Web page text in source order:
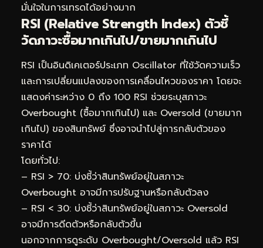
มั่นใจในการเทรดได้อย่างมาก
RSI (Relative Strength Index) ตัวชี้
วัดภาวะซื้อมากเกินไป/ขายมากเกินไป
RSI เป็นอินดิเคเตอร์ประเภท Oscillator ที่ใช้วัดความเร็ว
และการเปลี่ยนแปลงของการเคลื่อนไหวของราคา โดยจะ
แสดงค่าระหว่าง 0 ถึง 100 RSI ช่วยระบุสภาวะ
Overbought (ซื้อมากเกินไป) และ Oversold (ขายมาก
เกินไป) ของสินทรัพย์ ซึ่งอาจนำไปสู่การกลับตัวของ
ราคาได้
โดยทั่วไป:
– RSI > 70: บ่งชี้ว่าสินทรัพย์อยู่ในสภาวะ
Overbought อาจมีการปรับฐานหรือกลับตัวลง
– RSI < 30: บ่งชี้ว่าสินทรัพย์อยู่ในสภาวะ Oversold
อาจมีการดีดตัวหรือกลับตัวขึ้น
นอกจากการดูระดับ Overbought/Oversold แล้ว RSI